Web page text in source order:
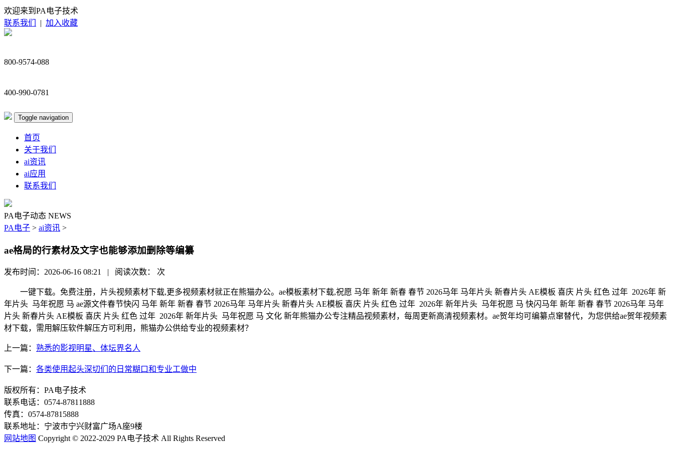
欢迎来到PA电子技术
联系我们
| 加入收藏
800-9574-088
400-990-0781
Toggle navigation
首页
关于我们
ai资讯
ai应用
联系我们
PA电子动态 NEWS
PA电子 > ai资讯 >
ae格局的行素材及文字也能够添加删除等编纂
发布时间：2026-06-16 08:21 | 阅读次数： 次
一键下载。免费注册，片头视频素材下载,更多视频素材就正在熊猫办公。ae模板素材下载,祝愿 马年 新年 新春 春节 2026马年 马年片头 新春片头 AE模板 喜庆 片头 红色 过年 2026年 新
年片头 马年祝愿 马 ae源文件春节快闪 马年 新年 新春 春节 2026马年 马年片头 新春片头 AE模板 喜庆 片头 红色 过年 2026年 新年片头 马年祝愿 马 快闪马年 新年 新春 春节 2026马年 马年
片头 新春片头 AE模板 喜庆 片头 红色 过年 2026年 新年片头 马年祝愿 马 文化 新年熊猫办公专注精品视频素材，每周更新高清视频素材。ae贺年均可编纂点窜替代，为您供给ae贺年视频素
材下载，需用解压软件解压方可利用，熊猫办公供给专业的视频素材？
上一篇： 熟悉的影视明星、体坛界名人
下一篇： 各类使用起头深切们的日常糊口和专业工做中
版权所有：PA电子技术
联系电话：0574-87811888
传真：0574-87815888
联系地址：宁波市宁兴财富广场A座9楼
网站地图 Copyright © 2022-2029 PA电子技术 All Rights Reserved